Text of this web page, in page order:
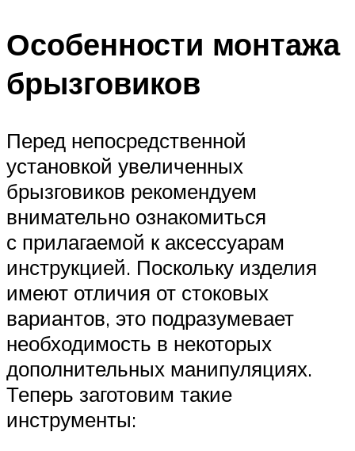
Особенности монтажа
брызговиков
Перед непосредственной
установкой увеличенных
брызговиков рекомендуем
внимательно ознакомиться
с прилагаемой к аксессуарам
инструкцией. Поскольку изделия
имеют отличия от стоковых
вариантов, это подразумевает
необходимость в некоторых
дополнительных манипуляциях.
Теперь заготовим такие
инструменты: